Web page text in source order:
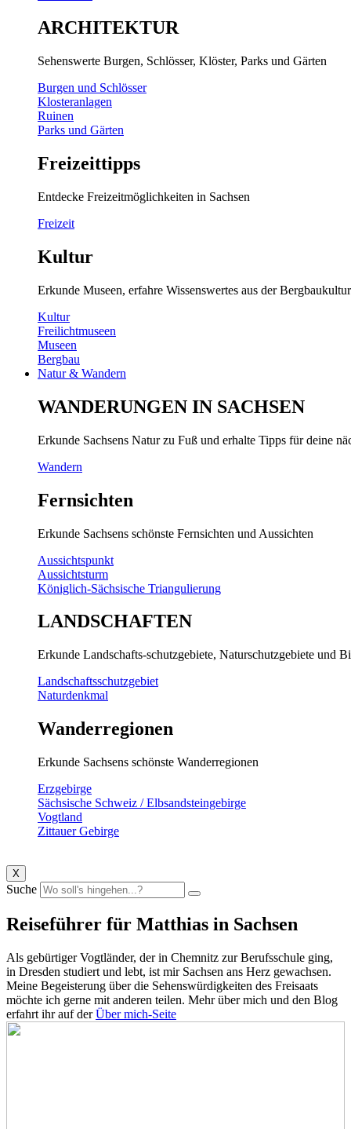
ARCHITEKTUR
Sehenswerte Burgen, Schlösser, Klöster, Parks und Gärten
Burgen und Schlösser
Klosteranlagen
Ruinen
Parks und Gärten
Freizeittipps
Entdecke Freizeitmöglichkeiten in Sachsen
Freizeit
Kultur
Erkunde Museen, erfahre Wissenswertes aus der
Kultur
Freilichtmuseen
Museen
Bergbau
Natur & Wandern
WANDERUNGEN IN SACHSEN
Erkunde Sachsens Natur zu Fuß und erhalte Tipps für deine
Wandern
Fernsichten
Erkunde Sachsens schönste Fernsichten und Aussichten
Aussichtspunkt
Aussichtsturm
Königlich-Sächsische Triangulierung
LANDSCHAFTEN
Erkunde Landschafts-schutzgebiete, Naturschutzgebiete und
Landschaftsschutzgebiet
Naturdenkmal
Wanderregionen
Erkunde Sachsens schönste Wanderregionen
Erzgebirge
Sächsische Schweiz / Elbsandsteingebirge
Vogtland
Zittauer Gebirge
X
Suche
Reiseführer für Matthias in Sachsen
Als gebürtiger Vogtländer, der in Chemnitz zur Berufsschule ging,
in Dresden studiert und lebt, ist mir Sachsen ans Herz gewachsen.
Meine Begeisterung über die Sehenswürdigkeiten des Freisaats
möchte ich gerne mit anderen teilen. Mehr über mich und den Blog
erfahrt ihr auf derÜber mich-Seite